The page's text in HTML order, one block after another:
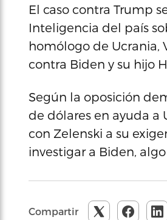
El caso contra Trump
Inteligencia del país
homólogo de Ucrania,
contra Biden y su hijo
Según la oposición
de dólares en ayuda a
con Zelenski a su
investigar a Biden,
Compartir